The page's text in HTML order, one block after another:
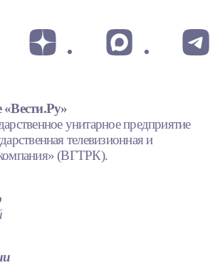
«Вести.Ру»
унитарное предприятие
телевизионная и
(ВГТРК).